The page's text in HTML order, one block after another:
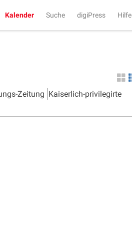
Kalender Suche digiPress Hilfe
Zeitung Kaiserlich-privilegirte